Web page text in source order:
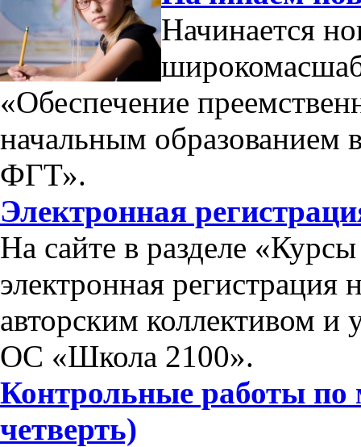
Начинается
«Обеспечение
начальным
ФГТ».
Электронная
На сайте в разделе
электронная
авторским коллективом
ОС «Школа 2100».
Контрольные работы по
четверть)